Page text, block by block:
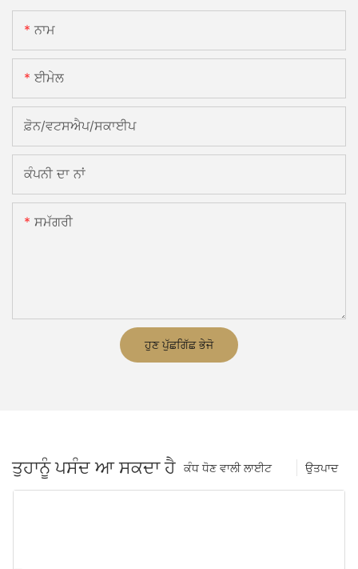
ਨਾਮ
ਈਮੇਲ
ਫ਼ੋਨ/ਵਟਸਐਪ/ਸਕਾਈਪ
ਕੰਪਨੀ ਦਾ ਨਾਂ
ਸਮੱਗਰੀ
ਹੁਣ ਪੁੱਛਗਿੱਛ ਭੇਜੋ
ਤੁਹਾਨੂੰ ਪਸੰਦ ਆ ਸਕਦਾ ਹੈ ਉਤਪਾਦ
ਕੰਧ ਧੋਣ ਵਾਲੀ ਲਾਈਟ